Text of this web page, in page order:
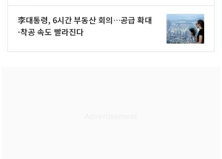
李대통령, 6시간 부동산 회의…공급 확대
·착공 속도 빨라진다